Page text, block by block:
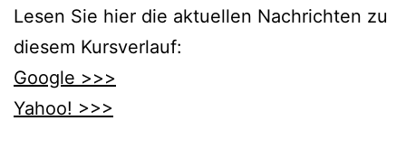
Lesen Sie hier die aktuellen Nachrichten zu
diesem Kursverlauf:
Google >>>
Yahoo! >>>